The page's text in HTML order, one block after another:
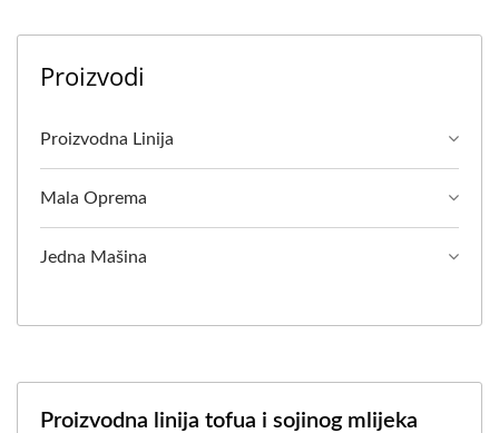
Proizvodi
Proizvodna Linija
Mala Oprema
Jedna Mašina
Proizvodna linija tofua i sojinog mlijeka